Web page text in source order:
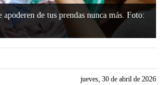
apoderen de tus prendas nunca más. Foto:
jueves, 30 de abril de 2026